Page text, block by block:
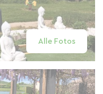
Alle Fotos